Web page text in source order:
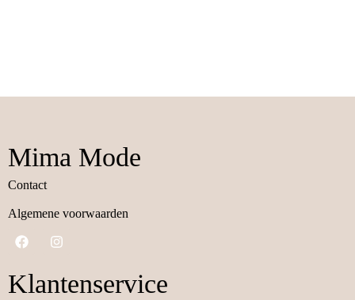
Mima Mode
Contact
Algemene voorwaarden
Klantenservice